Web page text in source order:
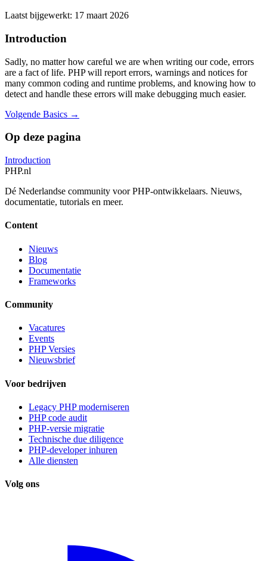
Laatst bijgewerkt: 17 maart 2026
Introduction
Sadly, no matter how careful we are when writing our code, errors
are a fact of life. PHP will report errors, warnings and notices for
many common coding and runtime problems, and knowing how to
detect and handle these errors will make debugging much easier.
Volgende Basics →
Op deze pagina
Introduction
PHP.nl
Dé Nederlandse community voor PHP-ontwikkelaars. Nieuws,
documentatie, tutorials en meer.
Content
Nieuws
Blog
Documentatie
Frameworks
Community
Vacatures
Events
PHP Versies
Nieuwsbrief
Voor bedrijven
Legacy PHP moderniseren
PHP code audit
PHP-versie migratie
Technische due diligence
PHP-developer inhuren
Alle diensten
Volg ons